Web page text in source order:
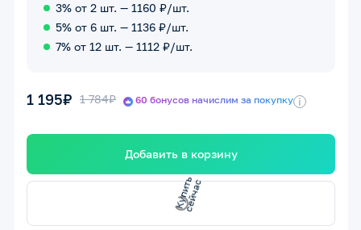
3% от 2 шт. — 1160 ₽/шт.
5% от 6 шт. — 1136 ₽/шт.
7% от 12 шт. — 1112 ₽/шт.
1 195₽ 1 784₽ 60 бонусов начислим за покупку i
Добавить в корзину
К
у
п
и
т
ь
се
й
ч
а
с